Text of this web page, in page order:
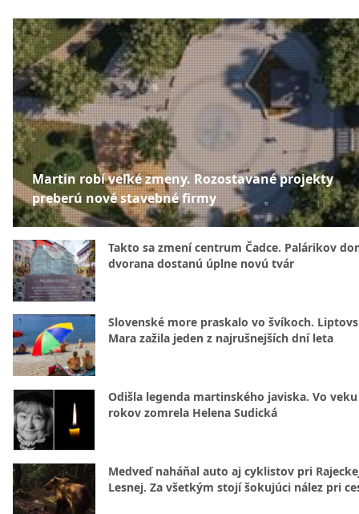
Martin robí veľké zmeny. Rozostavané projekty
preberú nové stavebné firmy
Takto sa zmení centrum Čadce. Palárikov
dvorana dostanú úplne novú tvár
Slovenské more praskalo vo švíkoch.
Mara zažila jeden z najrušnejších dní leta
Odišla legenda martinského javiska. Vo veku
rokov zomrela Helena Sudická
Medveď naháňal auto aj cyklistov pri
Lesnej. Za všetkým stojí šokujúci nález pri